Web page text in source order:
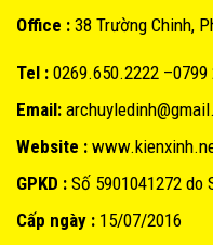
Office : 38 Trường Chinh,
Tel : 0269.650.2222 –0799
Email:
Website :
GPKD : Số 5901041272 do
Cấp ngày : 15/07/2016